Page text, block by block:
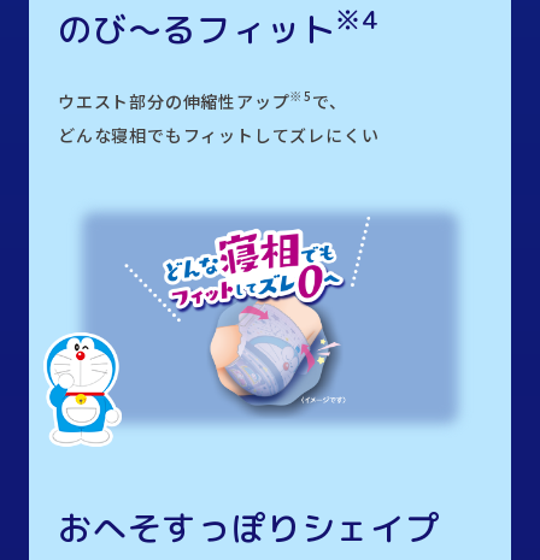
のび～るフィット※4
ウエスト部分の伸縮性アップ※5 で、
どんな寝相でもフィットしてズレにくい
おへそすっぽりシェイプ